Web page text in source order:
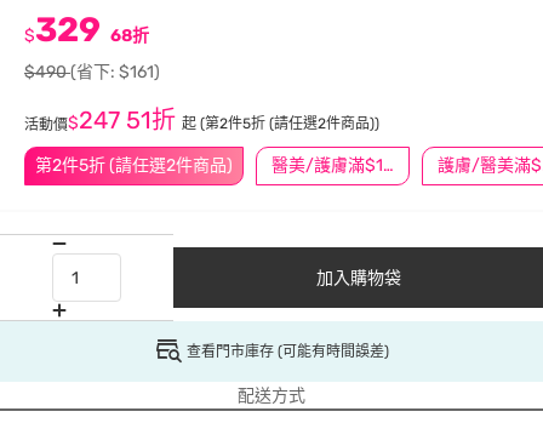
第2件5折 (請任選2件商品) 醫美/護膚滿$1200送$200
$329 68折
$490(省下: $161)
活動價$247 51折 起 (第2件5折 (請任選2件商品))
加入購物袋
查看門市庫存 (可能有時間誤差)
配送方式